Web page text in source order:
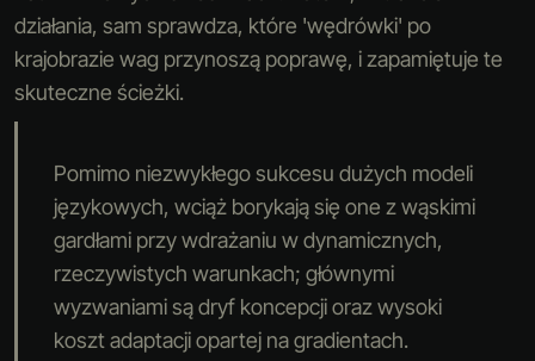
działania, sam sprawdza, które 'wędrówki' po
krajobrazie wag przynoszą poprawę, i zapamiętuje te
skuteczne ścieżki.
Pomimo niezwykłego sukcesu dużych modeli
językowych, wciąż borykają się one z wąskimi
gardłami przy wdrażaniu w dynamicznych,
rzeczywistych warunkach; głównymi
wyzwaniami są dryf koncepcji oraz wysoki
koszt adaptacji opartej na gradientach.